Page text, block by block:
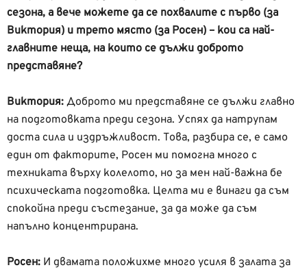
сезона, а вече можете да се похвалите с първо (за
Виктория) и трето място (за Росен) – кои са най-
главните неща, на които се дължи доброто
представяне?
Виктория: Доброто ми представяне се дължи главно
на подготовката преди сезона. Успях да натрупам
доста сила и издръжливост. Това, разбира се, е само
един от факторите, Росен ми помогна много с
техниката върху колелото, но за мен най-важна бе
психическата подготовка. Целта ми е винаги да съм
спокойна преди състезание, за да може да съм
напълно концентрирана.
Росен: И двамата положихме много усиля в залата за